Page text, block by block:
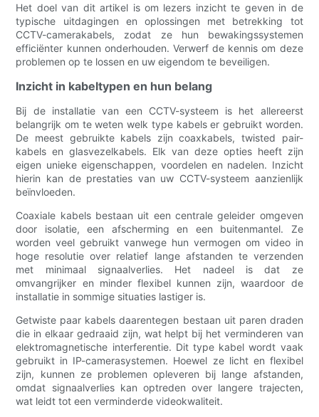
Het doel van dit artikel is om lezers inzicht te geven in de
typische uitdagingen en oplossingen met betrekking tot
CCTV-camerakabels, zodat ze hun bewakingssystemen
efficiënter kunnen onderhouden. Verwerf de kennis om deze
problemen op te lossen en uw eigendom te beveiligen.
Inzicht in kabeltypen en hun belang
Bij de installatie van een CCTV-systeem is het allereerst
belangrijk om te weten welk type kabels er gebruikt worden.
De meest gebruikte kabels zijn coaxkabels, twisted pair-
kabels en glasvezelkabels. Elk van deze opties heeft zijn
eigen unieke eigenschappen, voordelen en nadelen. Inzicht
hierin kan de prestaties van uw CCTV-systeem aanzienlijk
beïnvloeden.
Coaxiale kabels bestaan ​​uit een centrale geleider omgeven
door isolatie, een afscherming en een buitenmantel. Ze
worden veel gebruikt vanwege hun vermogen om video in
hoge resolutie over relatief lange afstanden te verzenden
met minimaal signaalverlies. Het nadeel is dat ze
omvangrijker en minder flexibel kunnen zijn, waardoor de
installatie in sommige situaties lastiger is.
Getwiste paar kabels daarentegen bestaan ​​uit paren draden
die in elkaar gedraaid zijn, wat helpt bij het verminderen van
elektromagnetische interferentie. Dit type kabel wordt vaak
gebruikt in IP-camerasystemen. Hoewel ze licht en flexibel
zijn, kunnen ze problemen opleveren bij lange afstanden,
omdat signaalverlies kan optreden over langere trajecten,
wat leidt tot een verminderde videokwaliteit.